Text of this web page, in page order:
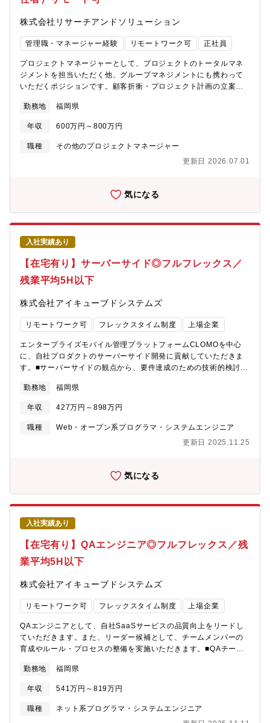
車は個人所有からカーシェアへ移行していますが、車の出回る台
数は減少していません。ガソリン車からEVに変わり、整備のニー
ズやバリエーションが増える一方で整備業者は減少の傾向にあり
ます。整備業者の1社1社が効率的なメンテナンスを求められる
中、業務効率（アナログ→デジタル）システムのニーズが上昇し
ています。業界トップクラスのシェアを誇る当社が、取引先ひい
ては自動車業界のDXを推進していきたいと考えております。
株式会社リサーチアンドソリューション
管理職・マネージャー経験 リモートワーク可 正社員
プロジェクトマネージャーとして、プロジェクトのトータルマネ
ジメントを担当いただく他、グループマネジメントにも携わって
いただくポジションです。顧客折衝・プロジェクト計画の立案・
のプロセス全体を率いながら、継続的かつ健全にプロジェクトを
拡げていくための提案から実行等、プリセールスとしての提案や
プロジェクト構築前の折衝・調整なども想定しています。グルー
プ全体のプロジェクト最適化、効率化の適切なPDCAを作る役割
メント ・顧客のヒアリング、要件定義、設計、開発マネジメン
ト ・グループの業績目標達成に向けた売上高、原価率などの数
値管理と対策 ・メンバーのプロジェクト進捗管理、サポー
ト ・グループ全体の生産性向上にむけた最適化【開発環境】■開
発言語：Java、PHP、Postgres、Objective-C、Swift 等
勤務地 福岡県
年収 600万円～800万円
職種
その他のプロジェクトマネージャー
更新日 2026.07.01
気になる
入社実績あり
【在宅有り】サーバーサイド◎フルフレックス／
残業平均5H以下
株式会社アイキューブドシステムズ
リモートワーク可 フレックスタイム制度 上場企業
エンタープライズモバイル管理プラットフォームCLOMOを中心
に、自社プロダクトのサーバーサイド開発に貢献していただきま
す。■サーバーサイドの観点から、要件達成のための技術的検討、
めの企画および実装の推進■チームにとって採用すべき技術領域の
研究調査および導入のための企画推進■チームの生産性向上に対す
るプロアクティブな貢献【入社したら得られるもの】同社は働き
方や組織の生産性向上に注目する多くの企業・組織に貢献すべ
ルに囚われることなく、自分たちの手で会社を作り上げていく醍
レートブランドを大きく刷新をし、第三創業期としてチャレンジ
も進めていく中でチーム体制の強化（増員）もしたく採用をして
おります。【同社について】◎福岡と東京に本社、大阪、札幌、
仙台、名古屋、広島に営業機能を中心にオフィスを構える、約140
名の社員で構成のグロース市場上場のSaaS企業◎同社は働き方や
組織の生産性に課題を抱えている組織（法人）向けにクラウドや
モバイルの技術を駆使したソリューション（MDM）を提供をし
MDM市場13年連続シェアTOPを誇る成長企業！◎主力製品である
［CLOMO］は企業や学校などの法人がスマートフォンやタブレッ
として必須のインフラであり、顧客数8,000社超。◎具体的なお客
様先は従業員500名を超える大企業が主な取引先になりますが民間
企業・医療機関・教育機関・行政など業種問わず全国で幅広く導
ランド力：「国内13年連続シェアNo.1」「日本初のiOS対応
MDM」◎営業力：「大手販売パートナーによる広域販売網」「技
術的知識の豊富な営業とコンサルタント」◎サポート力：「10年
以上のノウハウを積み重ねた社内のカスタマーサクセスチーム」
認定取得」◎ユーザー体験：「ベンダーフリー」「高い操作性
わせたハイブリッドワークが中心（出社頻度は週1～2回程度（開
勤務地 福岡県
年収 427万円～898万円
職種
Web・オープン系プログラマ・システムエンジニア
更新日 2025.11.25
気になる
入社実績あり
【在宅有り】QAエンジニア◎フルフレックス／残
業平均5H以下
株式会社アイキューブドシステムズ
リモートワーク可 フレックスタイム制度 上場企業
QAエンジニアとして、自社SaaSサービスの品質向上をリードし
ていただきます。また、リーダー候補として、チームメンバーの
育成やルール・プロセスの整備を実施いただきます。■QAチーム
の管理■E2Eテスト自動化推進■テストインフラの構築/運用■テス
トプロセスの改善■不具合管理、不具合分析【求める人物像】▼プ
ロダクト面：CLOMOは企業や病院、官公庁、学校などのモバイル
管理と活用を支援し、働き方の改善や生産性向上、DXの推進に貢
勤務地 福岡県
年収 541万円～819万円
職種
ネット系プログラマ・システムエンジニア